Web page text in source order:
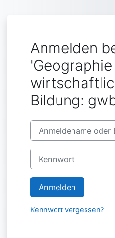
Anmelden
Bildung:
Anmeldename oder E-Mail
Kennwort
Anmelden
Kennwort vergessen?